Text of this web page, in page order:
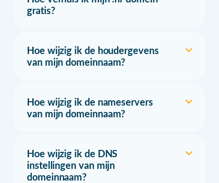
gratis?
Hoe wijzig ik de houdergevens
van mijn domeinnaam?
Hoe wijzig ik de nameservers
van mijn domeinnaam?
Hoe wijzig ik de DNS
instellingen van mijn
domeinnaam?